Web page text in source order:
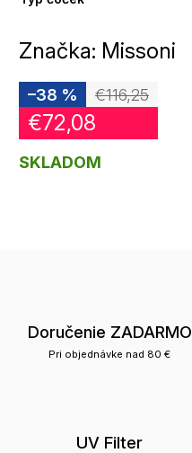
Značka: Missoni
€116,25
–38 %
€72,08
SKLADOM
Doručenie ZADARMO
Pri objednávke nad 80 €
UV Filter